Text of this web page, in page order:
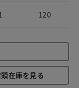
120
在庫を見る